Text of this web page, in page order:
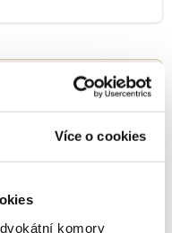
Více o cookies
komory